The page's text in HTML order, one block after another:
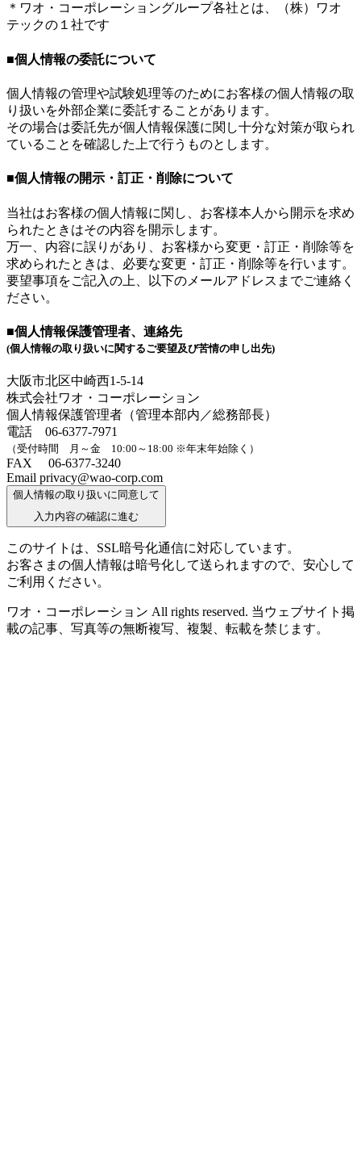
＊ワオ・コーポレーショングループ各社とは、（株）ワオ
テックの１社です
■個人情報の委託について
個人情報の管理や試験処理等のためにお客様の個人情報の取
り扱いを外部企業に委託することがあります。
その場合は委託先が個人情報保護に関し十分な対策が取られ
ていることを確認した上で行うものとします。
■個人情報の開示・訂正・削除について
当社はお客様の個人情報に関し、お客様本人から開示を求め
られたときはその内容を開示します。
万一、内容に誤りがあり、お客様から変更・訂正・削除等を
求められたときは、必要な変更・訂正・削除等を行います。
要望事項をご記入の上、以下のメールアドレスまでご連絡く
ださい。
■個人情報保護管理者、連絡先
(個人情報の取り扱いに関するご要望及び苦情の申し出先)
大阪市北区中崎西1-5-14
株式会社ワオ・コーポレーション
個人情報保護管理者（管理本部内／総務部長）
電話 06-6377-7971
（受付時間 月～金 10:00～18:00 ※年末年始除く）
FAX 06-6377-3240
Email privacy@wao-corp.com
個人情報の取り扱いに同意して
入力内容の確認に進む
このサイトは、SSL暗号化通信に対応しています。
お客さまの個人情報は暗号化して送られますので、安心して
ご利用ください。
ワオ・コーポレーション All rights reserved. 当ウェブサイト掲
載の記事、写真等の無断複写、複製、転載を禁じます。